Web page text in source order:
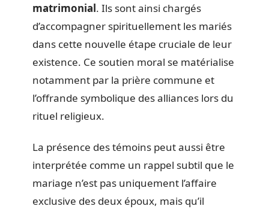
matrimonial. Ils sont ainsi chargés
d’accompagner spirituellement les mariés
dans cette nouvelle étape cruciale de leur
existence. Ce soutien moral se matérialise
notamment par la prière commune et
l’offrande symbolique des alliances lors du
rituel religieux.
La présence des témoins peut aussi être
interprétée comme un rappel subtil que le
mariage n’est pas uniquement l’affaire
exclusive des deux époux, mais qu’il